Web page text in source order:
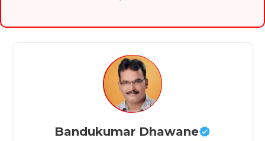
Bandukumar Dhawane